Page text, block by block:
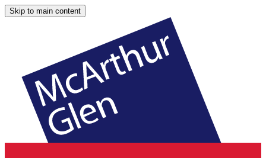
Skip to main content